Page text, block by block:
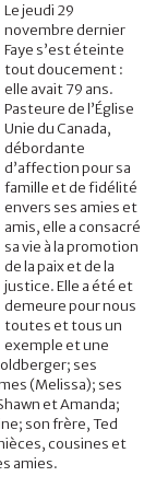
Le jeudi 29
novembre dernier
Faye s’est éteinte
tout doucement :
elle avait 79 ans.
Pasteure de l’Église
Unie du Canada,
débordante
d’affection pour sa
famille et de fidélité
envers ses amies et
amis, elle a consacré
sa vie à la promotion
de la paix et de la
justice. Elle a été et
demeure pour nous
toutes et tous un
exemple et une
ses
(Melissa); ses
et Amanda;
son frère, Ted
cousines et
amies.